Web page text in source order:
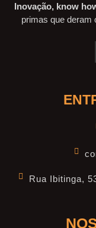
Inovação, know
primas que deram
Rua Ibitinga,